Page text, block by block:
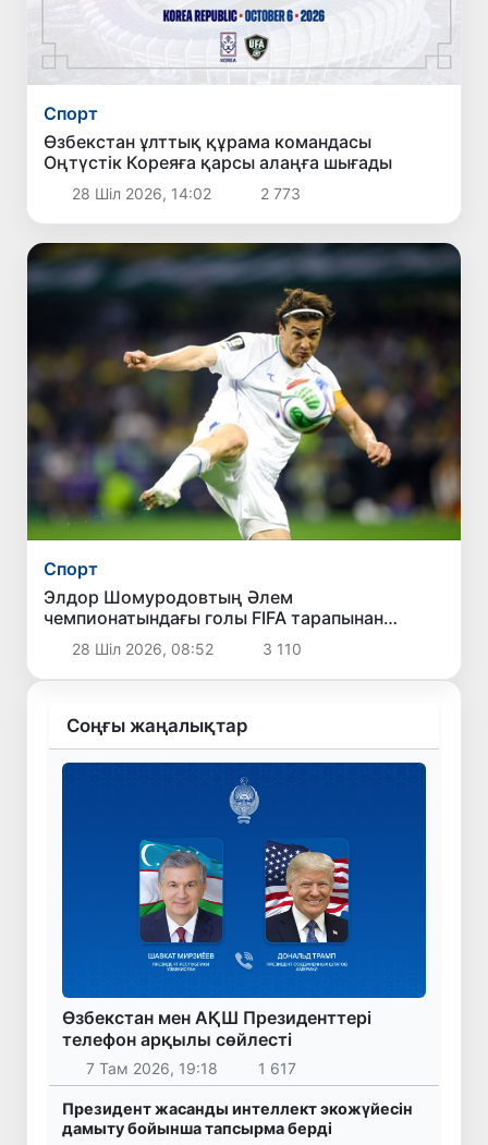
Спорт
Өзбекстан ұлттық құрама командасы
Оңтүстік Кореяға қарсы алаңға шығады
28 Шіл 2026, 14:02 2 773
Спорт
Элдор Шомуродовтың Әлем
чемпионатындағы голы FIFA тарапынан
өткізілген «Турнирдің ең әдемі голы»
сауалнамасында екінші орынды иеледі
28 Шіл 2026, 08:52 3 110
Соңғы жаңалықтар
Өзбекстан мен АҚШ Президенттері
телефон арқылы сөйлесті
7 Там 2026, 19:18 1 617
Президент жасанды интеллект экожүйесін
дамыту бойынша тапсырма берді